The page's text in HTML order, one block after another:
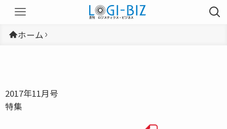
ホーム
2017年11月号
特集